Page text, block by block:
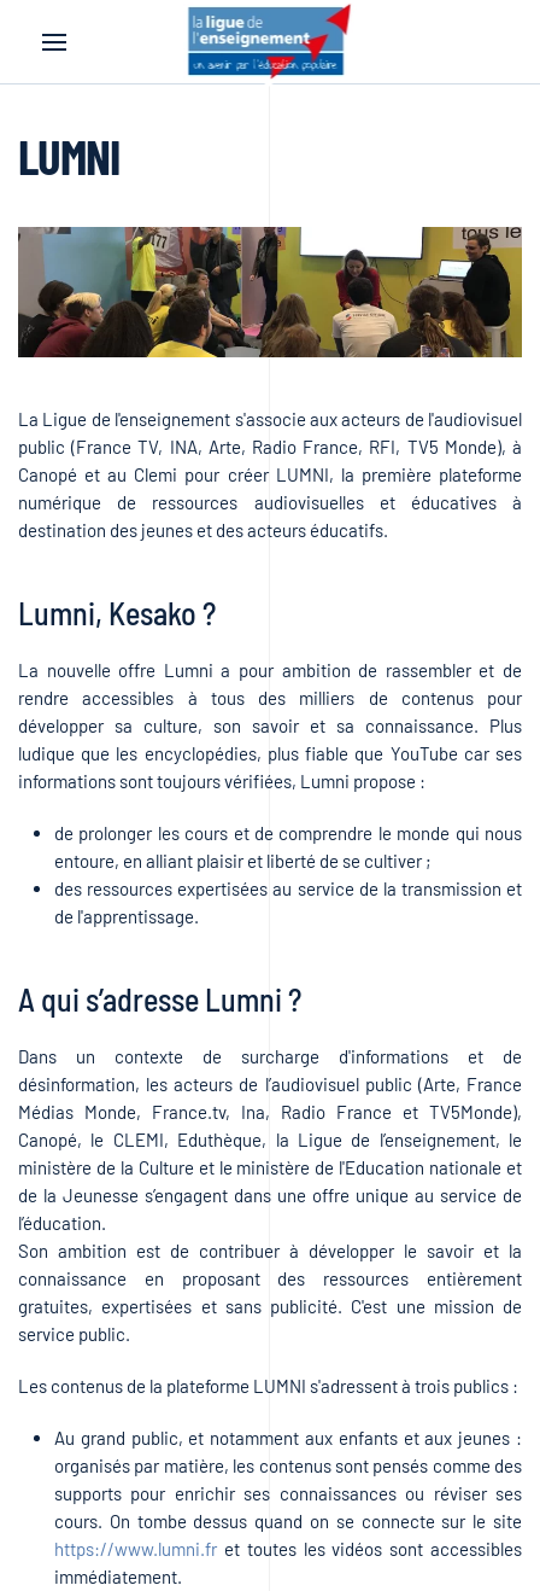
Accéder au contenu principal
LUMNI
La Ligue de l'enseignement s'associe aux acteurs de l'audiovisuel
public (France TV, INA, Arte, Radio France, RFI, TV5 Monde), à
Canopé et au Clemi pour créer LUMNI, la première plateforme
numérique de ressources audiovisuelles et éducatives à
destination des jeunes et des acteurs éducatifs.
Lumni, Kesako ?
La nouvelle offre Lumni a pour ambition de rassembler et de
rendre accessibles à tous des milliers de contenus pour
développer sa culture, son savoir et sa connaissance. Plus
ludique que les encyclopédies, plus fiable que YouTube car ses
informations sont toujours vérifiées, Lumni propose :
de prolonger les cours et de comprendre le monde qui nous
entoure, en alliant plaisir et liberté de se cultiver ;
des ressources expertisées au service de la transmission et
de l'apprentissage.
A qui s’adresse Lumni ?
Dans un contexte de surcharge d'informations et de
désinformation, les acteurs de l’audiovisuel public (Arte, France
Médias Monde, France.tv, Ina, Radio France et TV5Monde),
Canopé, le CLEMI, Eduthèque, la Ligue de l’enseignement, le
ministère de la Culture et le ministère de l'Education nationale et
de la Jeunesse s’engagent dans une offre unique au service de
l’éducation.
Son ambition est de contribuer à développer le savoir et la
connaissance en proposant des ressources entièrement
gratuites, expertisées et sans publicité. C'est une mission de
service public.
Les contenus de la plateforme LUMNI s'adressent à trois publics :
Au grand public, et notamment aux enfants et aux jeunes :
organisés par matière, les contenus sont pensés comme des
supports pour enrichir ses connaissances ou réviser ses
cours. On tombe dessus quand on se connecte sur le site
https://www.lumni.fr et toutes les vidéos sont accessibles
immédiatement.